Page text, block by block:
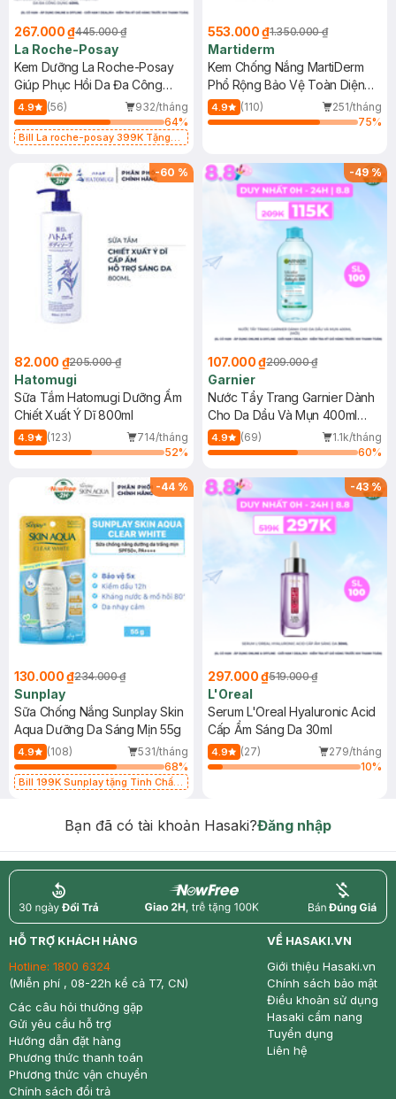
267.000 ₫445.000 ₫
La Roche-Posay
Kem Dưỡng La Roche-Posay
Giúp Phục Hồi Da Đa Công
Dụng 40ml
4.9 (56)
932/tháng
64%
Bill La roche-posay 399K Tặng
(SL có hạn)
553.000 ₫1.350.000 ₫
Martiderm
Kem Chống Nắng MartiDerm
Phổ Rộng Bảo Vệ Toàn Diện
40ml
4.9 (110)
251/tháng
75%
-60 %
82.000 ₫205.000 ₫
Hatomugi
Sữa Tắm Hatomugi Dưỡng Ẩm
Chiết Xuất Ý Dĩ 800ml
4.9 (123)
714/tháng
52%
-49%
107.000 ₫209.000 ₫
Garnier
Nước Tẩy Trang Garnier Dành
Cho Da Dầu Và Mụn 400ml
(Mới)
4.9 (69)
1.1k/tháng
60%
-44 %
130.000 ₫234.000 ₫
Sunplay
Sữa Chống Nắng Sunplay Skin
Aqua Dưỡng Da Sáng Mịn 55g
4.9 (108)
531/tháng
68%
Bill 199K Sunplay tặng Tinh Chất
-43%
297.000 ₫519.000 ₫
L'Oreal
Serum L'Oreal Hyaluronic Acid
Cấp Ẩm Sáng Da 30ml
4.9 (27)
279/tháng
10%
Bạn đã có tài khoản Hasaki?Đăng nhập
return nowfree price
HỖ TRỢ KHÁCH HÀNG
Hotline: 1800 6324
(Miễn phí , 08-22h kể cả T7, CN)
Các câu hỏi thường gặp
Gửi yêu cầu hỗ trợ
Hướng dẫn đặt hàng
Phương thức thanh toán
Phương thức vận chuyển
Chính sách đổi trả
VỀ HASAKI.VN
Giới thiệu Hasaki.vn
Chính sách bảo mật
Điều khoản sử dụng
Hasaki cẩm nang
Tuyển dụng
Liên hệ